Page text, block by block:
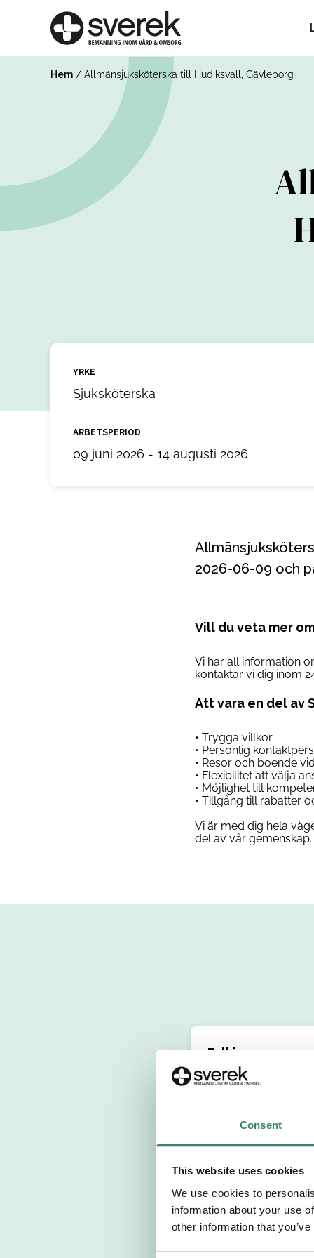
Consent
This website uses cookies
We use cookies to
information about your use
other information that
Hem / Allmänsjuksköterska till Hudiksvall, Gävleborg
YRKE
Sjuksköterska
ARBETSPERIOD
09 juni 2026 - 14 augusti 2026
Allmänsjuksköterska till ett uppdrag i Hudiksvall, Gävleborg. Uppdraget startar
2026-06-09 och
Vill du veta mer
Vi har all information
kontaktar vi dig inom
Att vara en del av
• Trygga villkor
• Personlig
• Resor och boende
• Flexibilitet att välja
• Möjlighet till
• Tillgång till rabatter
Vi är med dig hela
del av vår
Fyll i
Välj yrkesroll
Välj önskat